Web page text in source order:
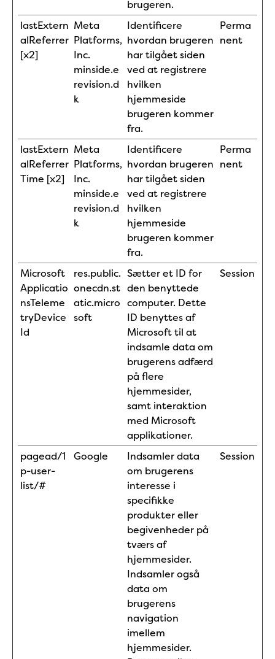
brugeren.
lastExtern
alReferrer
[x2]
Meta
Platforms,
Inc.
minside.e
revision.d
k
Identificere
hvordan brugeren
har tilgået siden
ved at registrere
hvilken
hjemmeside
brugeren kommer
fra.
Perma
nent
lastExtern
alReferrer
Time [x2]
Meta
Platforms,
Inc.
minside.e
revision.d
k
Identificere
hvordan brugeren
har tilgået siden
ved at registrere
hvilken
hjemmeside
brugeren kommer
fra.
Perma
nent
Microsoft
Applicatio
nsTeleme
tryDevice
Id
res.public.
onecdn.st
atic.micro
soft
Sætter et ID for
den benyttede
computer. Dette
ID benyttes af
Microsoft til at
indsamle data om
brugerens adfærd
på flere
hjemmesider,
samt interaktion
med Microsoft
applikationer.
Session
pagead/1
p-user-
list/#
Google
Indsamler data
om brugerens
interesse i
specifikke
produkter eller
begivenheder på
tværs af
hjemmesider.
Indsamler også
data om
brugerens
navigation
imellem
hjemmesider.
Session